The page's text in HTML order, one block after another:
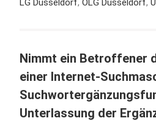
LG Düsseldorf, OLG Düsseldorf,
Nimmt ein Betroffener
einer Internet-
Unterlassung der